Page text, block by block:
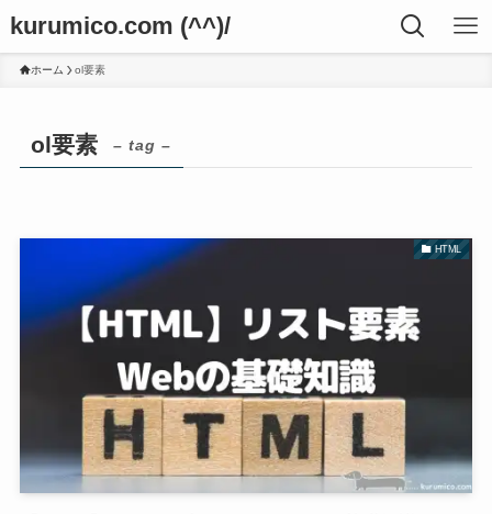
kurumico.com (^^)/
ホーム ol要素
ol要素 – tag –
HTML